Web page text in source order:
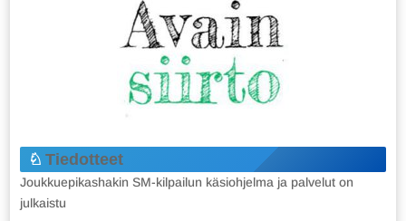
Tiedotteet
Joukkuepikashakin SM-kilpailun käsiohjelma ja palvelut on
julkaistu